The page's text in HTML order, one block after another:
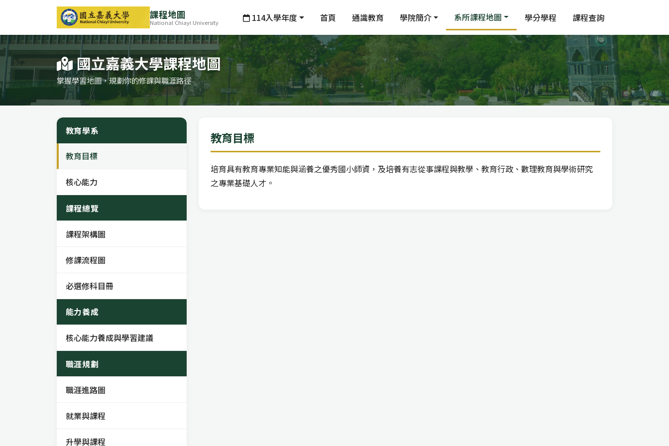
課程地圖
National Chiayi University 114入學年度 首頁 通識教育 學院簡介 系所課程地圖 學分學程 課程查詢
國立嘉義大學課程地圖
掌握學習地圖，規劃你的修課與職涯路徑
教育學系
教育目標
核心能力
課程總覽
課程架構圖
修課流程圖
必選修科目冊
能力養成
核心能力養成與學習建議
職涯規劃
職涯進路圖
就業與課程
升學與課程
教育目標
培育具有教育專業知能與涵養之優秀國小師資，及培養有志從事課程與教學、教育行政、數理教育與學術研究
之專業基礎人才。